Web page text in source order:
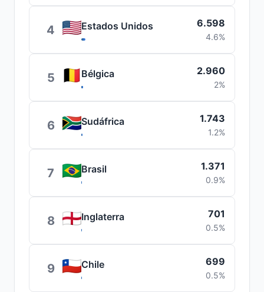
4 Estados Unidos 6.598
4.6%
5 Bélgica 2.960
2%
6 Sudáfrica 1.743
1.2%
7 Brasil 1.371
0.9%
8 Inglaterra 701
0.5%
9 Chile 699
0.5%